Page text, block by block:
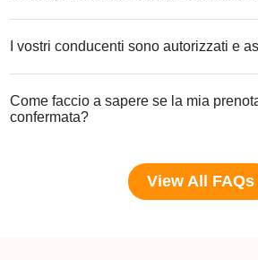
I vostri conducenti sono autorizzati e
Come faccio a sapere se la mia
confermata?
View All FAQs